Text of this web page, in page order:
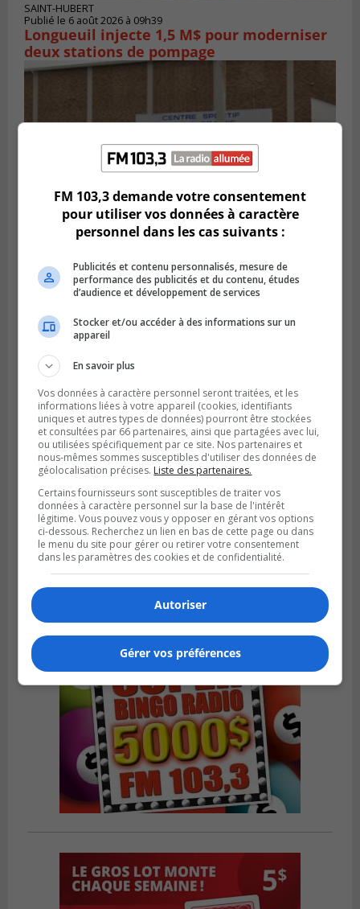
SAINT-HUBERT
Publié le 6 août 2026 à 09h39
Longueuil injecte 1,5 M$ pour moderniser
deux stations de pompage
LA PRAIRIE
Publié le 5 août 2026 à 11h59
La Prairie loue des espaces de glace
LA PRAIRIE
Publié le 4 août 2026 à 15h50
Le mur du rempart de La Prairie retrouve
sa jeunesse
FM 103,3 demande votre consentement
pour utiliser vos données à caractère
personnel dans les cas suivants :
Publicités et contenu personnalisés, mesure de
performance des publicités et du contenu, études
d’audience et développement de services
Stocker et/ou accéder à des informations sur un
appareil
En savoir plus
Vos données à caractère personnel seront traitées, et les
informations liées à votre appareil (cookies, identifiants
uniques et autres types de données) pourront être stockées
et consultées par 66 partenaires, ainsi que partagées avec lui,
ou utilisées spécifiquement par ce site. Nos partenaires et
nous-mêmes sommes susceptibles d'utiliser des données de
géolocalisation précises. Liste des partenaires.
Certains fournisseurs sont susceptibles de traiter vos
données à caractère personnel sur la base de l'intérêt
légitime. Vous pouvez vous y opposer en gérant vos options
ci-dessous. Recherchez un lien en bas de cette page ou dans
le menu du site pour gérer ou retirer votre consentement
dans les paramètres des cookies et de confidentialité.
Autoriser
Gérer vos préférences